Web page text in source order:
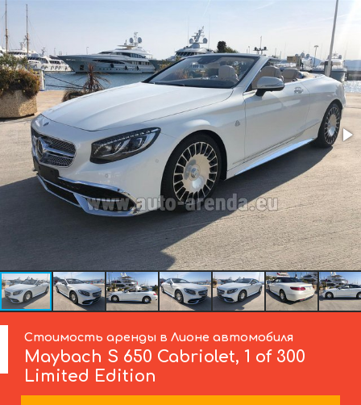
Стоимость аренды в Лионе автомобиля
Maybach S 650 Cabriolet, 1 of 300
Limited Edition